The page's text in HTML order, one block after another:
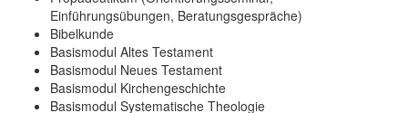
Einführungsübungen, Beratungsgespräche)
Bibelkunde
Basismodul Altes Testament
Basismodul Neues Testament
Basismodul Kirchengeschichte
Basismodul Systematische Theologie